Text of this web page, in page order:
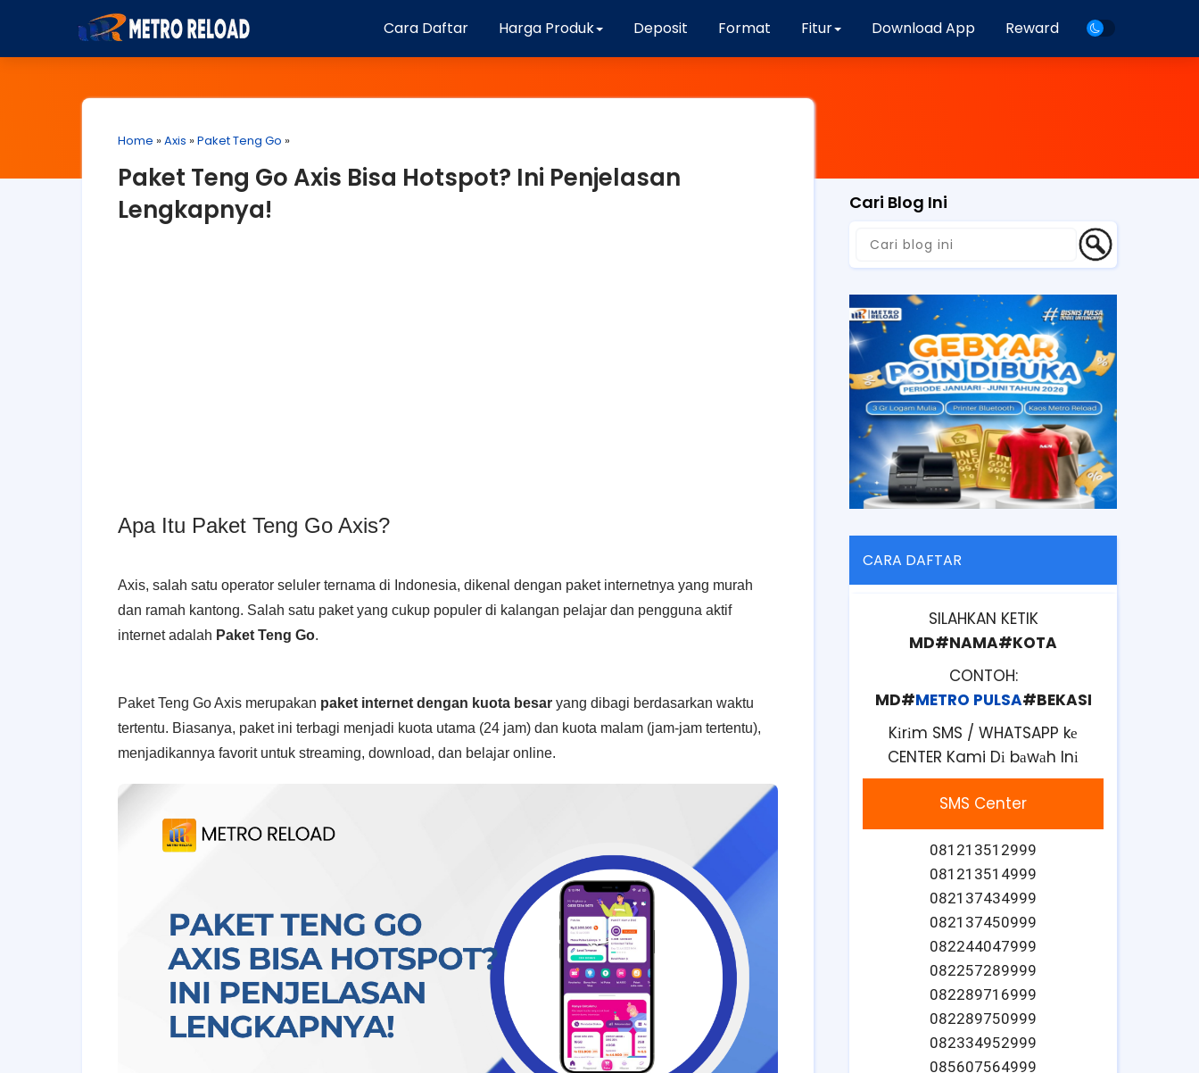
Cara Daftar Harga Produk Deposit Format Fitur Download App Reward
Home »Axis »Paket Teng Go »
Paket Teng Go Axis Bisa Hotspot? Ini Penjelasan
Lengkapnya!
Apa Itu Paket Teng Go Axis?
Axis, salah satu operator seluler ternama di Indonesia, dikenal dengan paket internetnya yang murah
dan ramah kantong. Salah satu paket yang cukup populer di kalangan pelajar dan pengguna aktif
internet adalah Paket Teng Go.
Paket Teng Go Axis merupakan paket internet dengan kuota besar yang dibagi berdasarkan waktu
tertentu. Biasanya, paket ini terbagi menjadi kuota utama (24 jam) dan kuota malam (jam-jam tertentu),
menjadikannya favorit untuk streaming, download, dan belajar online.
Cari Blog Ini
CARA DAFTAR
SILAHKAN KETIK
MD#NAMA#KOTA
CONTOH:
MD#METRO PULSA#BEKASI
Kіrіm SMS / WHATSAPP kе
CENTER Kami Dі bаwаh Inі
SMS Center
081213512999
081213514999
082137434999
082137450999
082244047999
082257289999
082289716999
082289750999
082334952999
085607564999